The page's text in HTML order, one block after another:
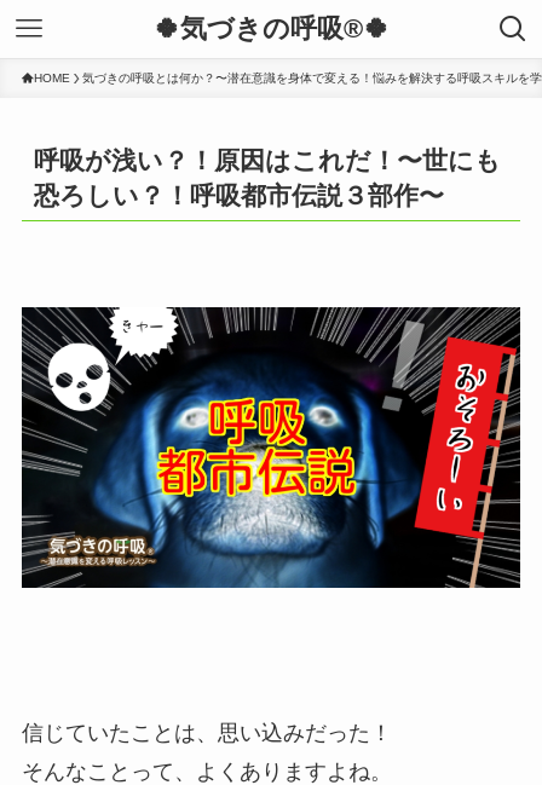
🍀気づきの呼吸®︎🍀
HOME 気づきの呼吸とは何か？〜潜在意識を身体で変える！悩みを解決する呼吸スキルを
呼吸が浅い？！原因はこれだ！〜世にも
恐ろしい？！呼吸都市伝説３部作〜
信じていたことは、思い込みだった！
そんなことって、よくありますよね。